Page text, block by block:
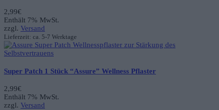
2,99€
Enthält 7% MwSt.
zzgl. Versand
Lieferzeit: ca. 5-7 Werktage
Super Patch 1 Stück “Assure” Wellness Pflaster
2,99€
Enthält 7% MwSt.
zzgl. Versand